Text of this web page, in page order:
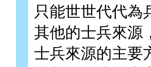
只能世世代代為
其他的士兵來源
士兵來源的主要